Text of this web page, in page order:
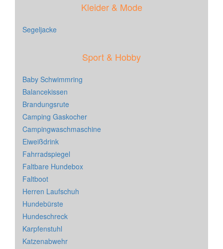
Kleider & Mode
Segeljacke
Sport & Hobby
Baby Schwimmring
Balancekissen
Brandungsrute
Camping Gaskocher
Campingwaschmaschine
Eiweißdrink
Fahrradspiegel
Faltbare Hundebox
Faltboot
Herren Laufschuh
Hundebürste
Hundeschreck
Karpfenstuhl
Katzenabwehr